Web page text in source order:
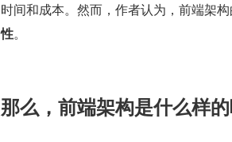
时间和成本。然而，作者认为，前端架
性。
那么，前端架构是什么样的